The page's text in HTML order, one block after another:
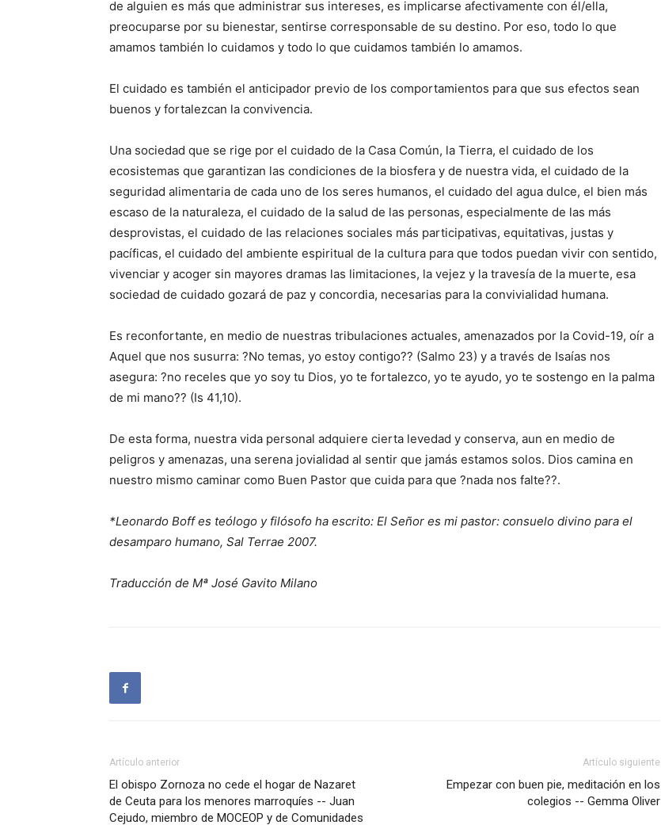
de alguien es más que administrar sus intereses, es implicarse afectivamente con él/ella,
preocuparse por su bienestar, sentirse corresponsable de su destino. Por eso, todo lo que
amamos también lo cuidamos y todo lo que cuidamos también lo amamos.
El cuidado es también el anticipador previo de los comportamientos para que sus efectos sean
buenos y fortalezcan la convivencia.
Una sociedad que se rige por el cuidado de la Casa Común, la Tierra, el cuidado de los
ecosistemas que garantizan las condiciones de la biosfera y de nuestra vida, el cuidado de la
seguridad alimentaria de cada uno de los seres humanos, el cuidado del agua dulce, el bien más
escaso de la naturaleza, el cuidado de la salud de las personas, especialmente de las más
desprovistas, el cuidado de las relaciones sociales más participativas, equitativas, justas y
pacíficas, el cuidado del ambiente espiritual de la cultura para que todos puedan vivir con sentido,
vivenciar y acoger sin mayores dramas las limitaciones, la vejez y la travesía de la muerte, esa
sociedad de cuidado gozará de paz y concordia, necesarias para la convivialidad humana.
Es reconfortante, en medio de nuestras tribulaciones actuales, amenazados por la Covid-19, oír a
Aquel que nos susurra: ?No temas, yo estoy contigo?? (Salmo 23) y a través de Isaías nos
asegura: ?no receles que yo soy tu Dios, yo te fortalezco, yo te ayudo, yo te sostengo en la palma
de mi mano?? (Is 41,10).
De esta forma, nuestra vida personal adquiere cierta levedad y conserva, aun en medio de
peligros y amenazas, una serena jovialidad al sentir que jamás estamos solos. Dios camina en
nuestro mismo caminar como Buen Pastor que cuida para que ?nada nos falte??.
*Leonardo Boff es teólogo y filósofo ha escrito: El Señor es mi pastor: consuelo divino para el
desamparo humano, Sal Terrae 2007.
Traducción de Mª José Gavito Milano
Artículo anterior
El obispo Zornoza no cede el hogar de Nazaret
de Ceuta para los menores marroquíes -- Juan
Cejudo, miembro de MOCEOP y de Comunidades
Artículo siguiente
Empezar con buen pie, meditación en los
colegios -- Gemma Oliver